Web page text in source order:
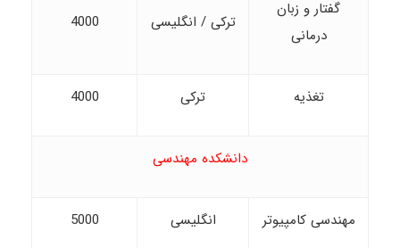
4000 ترکی / انگلیسی
گفتار و زبان
درمانی
4000 ترکی تغذیه
دانشکده مهندسی
5000 انگلیسی مهندسی کامپیوتر